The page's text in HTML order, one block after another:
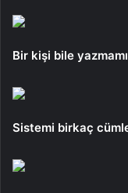
Bir kişi bile
Sistemi birkaç